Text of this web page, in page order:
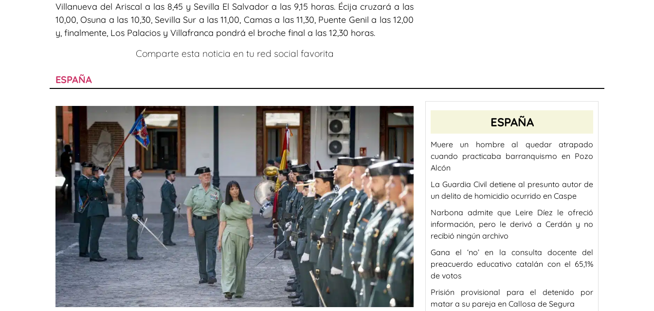
Villanueva del Ariscal a las 8,45 y Sevilla El Salvador a las 9,15 horas. Écija cruzará a las
10,00, Osuna a las 10,30, Sevilla Sur a las 11,00, Camas a las 11,30, Puente Genil a las 12,00
y, finalmente, Los Palacios y Villafranca pondrá el broche final a las 12,30 horas.
Comparte esta noticia en tu red social favorita
ESPAÑA
ESPAÑA
Muere un hombre al quedar atrapado
cuando practicaba barranquismo en Pozo
Alcón
La Guardia Civil detiene al presunto autor de
un delito de homicidio ocurrido en Caspe
Narbona admite que Leire Díez le ofreció
información, pero le derivó a Cerdán y no
recibió ningún archivo
Gana el ‘no’ en la consulta docente del
preacuerdo educativo catalán con el 65,1%
de votos
Prisión provisional para el detenido por
matar a su pareja en Callosa de Segura